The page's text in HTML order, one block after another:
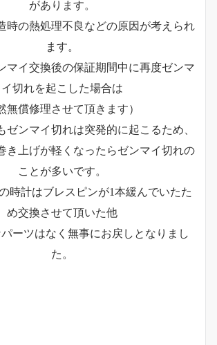
があります。
時の熱処理不良などの原因が考えられ
ます。
マイ交換後の保証期間中に再度ゼンマ
イ切れを起こした場合は
無償修理させて頂きます）
ゼンマイ切れは突発的に起こるため、
き上げが軽くなったらゼンマイ切れの
ことが多いです。
時計はブレスピンが1本緩んでいたた
め交換させて頂いた他
ーツはなく無事にお戻しとなりまし
た。